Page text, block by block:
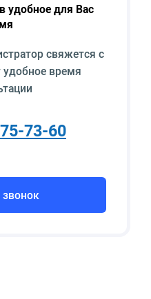
удобное для Вас
свяжется с
удобное время
73-60
звонок